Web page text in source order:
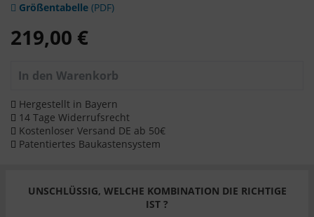
Größentabelle (PDF)
219,00 €
In den Warenkorb
Hergestellt in Bayern
14 Tage Widerrufsrecht
Kostenloser Versand DE ab 50€
Patentiertes Baukastensystem
UNSCHLÜSSIG, WELCHE KOMBINATION DIE RICHTIGE
IST ?